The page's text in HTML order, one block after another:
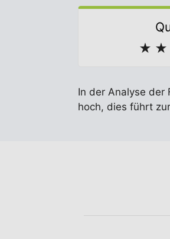
★ ★
In der Analyse der
hoch, dies führt